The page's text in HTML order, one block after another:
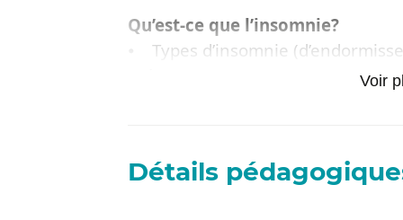
Qu’est-ce que l’insomnie?
⦁ Types d’insomnie
⦁ Baisse de concentration,
Voir
Détails